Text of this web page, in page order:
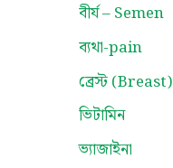
বীর্য – Semen
ব্যথা-pain
ব্রেস্ট (Breast)
ভিটামিন
ভ্যাজাইনা